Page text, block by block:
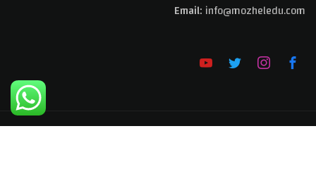
Email: info@mozheledu.com